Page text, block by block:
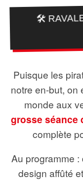
🛠️
Puisque les
notre en-but, on
monde aux
grosse séance
complète
Au programme
design affûté